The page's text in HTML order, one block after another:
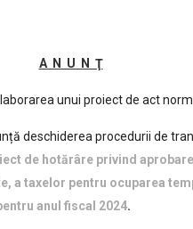
A N U N Ţ
unui proiect de act
deschiderea procedurii de
de hotărâre privind
a taxelor pentru ocuparea
anul fiscal 2024.